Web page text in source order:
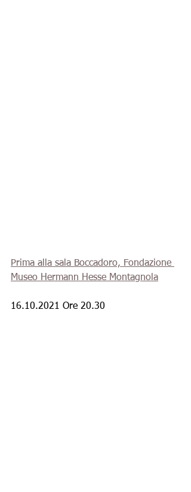
Prima alla sala Boccadoro, Fondazione
Museo Hermann Hesse Montagnola
16.10.2021 Ore 20.30